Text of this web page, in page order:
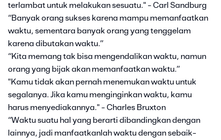
terlambat untuk melakukan sesuatu." - Carl Sandburg
“Banyak orang sukses karena mampu memanfaatkan
waktu, sementara banyak orang yang tenggelam
karena dibutakan waktu.”
“Kita memang tak bisa mengendalikan waktu, namun
orang yang bijak akan memanfaatkan waktu.”
"Kamu tidak akan pernah menemukan waktu untuk
segalanya. Jika kamu menginginkan waktu, kamu
harus menyediakannya." - Charles Bruxton
“Waktu suatu hal yang berarti dibandingkan dengan
lainnya, jadi manfaatkanlah waktu dengan sebaik-